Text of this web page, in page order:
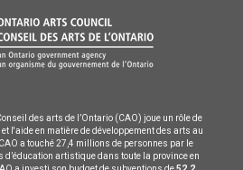
des arts de l’Ontario (CAO) joue un rôle de
l'aide en matière de développement des arts au
a touché 27,4 millions de personnes par le
d’éducation artistique dans toute la province en